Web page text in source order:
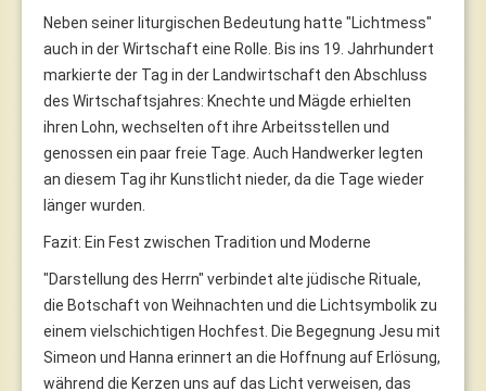
Neben seiner liturgischen Bedeutung hatte "Lichtmess"
auch in der Wirtschaft eine Rolle. Bis ins 19. Jahrhundert
markierte der Tag in der Landwirtschaft den Abschluss
des Wirtschaftsjahres: Knechte und Mägde erhielten
ihren Lohn, wechselten oft ihre Arbeitsstellen und
genossen ein paar freie Tage. Auch Handwerker legten
an diesem Tag ihr Kunstlicht nieder, da die Tage wieder
länger wurden.
Fazit: Ein Fest zwischen Tradition und Moderne
"Darstellung des Herrn" verbindet alte jüdische Rituale,
die Botschaft von Weihnachten und die Lichtsymbolik zu
einem vielschichtigen Hochfest. Die Begegnung Jesu mit
Simeon und Hanna erinnert an die Hoffnung auf Erlösung,
während die Kerzen uns auf das Licht verweisen, das